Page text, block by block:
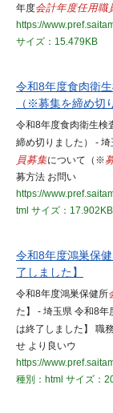
年度会計年度任用職
https://
サイズ：15.479KB
令和8年度食肉衛
（※募集を締め切
令和8年度食肉衛生検
締め切りました） -
員募集について（※
募方法 お問い
https://
tml サイズ：17.902KB
令和8年度鴻巣保
了しました】
令和8年度鴻巣保健所
た】 - 埼玉県 令和8年
は終了しました】 職
せ より良いウ
https://
種別：html サイズ：